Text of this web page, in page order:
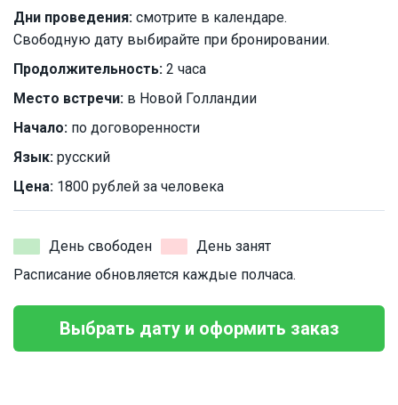
Дни проведения: смотрите в календаре.
Свободную дату выбирайте при бронировании.
Продолжительность: 2 часа
Место встречи: в Новой Голландии
Начало: по договоренности
Язык: русский
Цена: 1800 рублей за человека
День свободен
День занят
Расписание обновляется каждые полчаса.
Выбрать дату и оформить заказ